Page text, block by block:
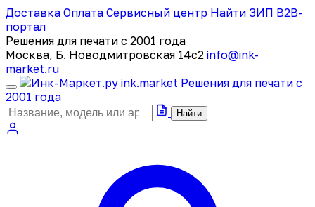
Доставка Оплата Сервисный центр Найти ЗИП B2B-
портал
Решения для печати с 2001 года
Москва, Б. Новодмитровская 14с2 info@ink-
market.ru
ink.market Решения для печати с
2001 года
Найти